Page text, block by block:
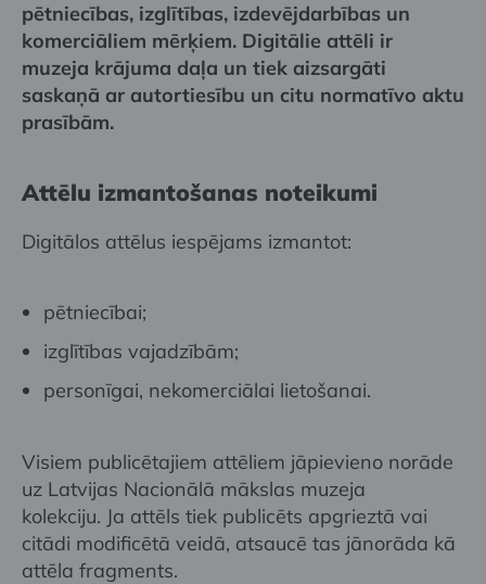
pētniecības, izglītības, izdevējdarbības un
komerciāliem mērķiem. Digitālie attēli ir
muzeja krājuma daļa un tiek aizsargāti
saskaņā ar autortiesību un citu normatīvo aktu
prasībām.
Attēlu izmantošanas noteikumi
Digitālos attēlus iespējams izmantot:
pētniecībai;
izglītības vajadzībām;
personīgai, nekomerciālai lietošanai.
Visiem publicētajiem attēliem jāpievieno norāde
uz Latvijas Nacionālā mākslas muzeja
kolekciju. Ja attēls tiek publicēts apgrieztā vai
citādi modificētā veidā, atsaucē tas jānorāda kā
attēla fragments.